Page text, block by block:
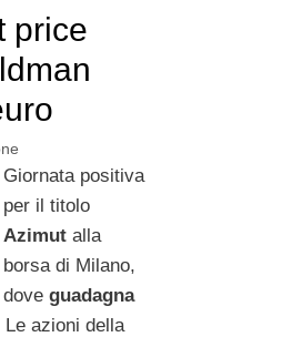
price
Giornata positiva
per il titolo
Azimut alla
borsa di Milano,
doveguadagna
Le azioni della